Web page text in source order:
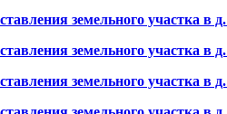
земельного участка в
земельного участка в
земельного участка в